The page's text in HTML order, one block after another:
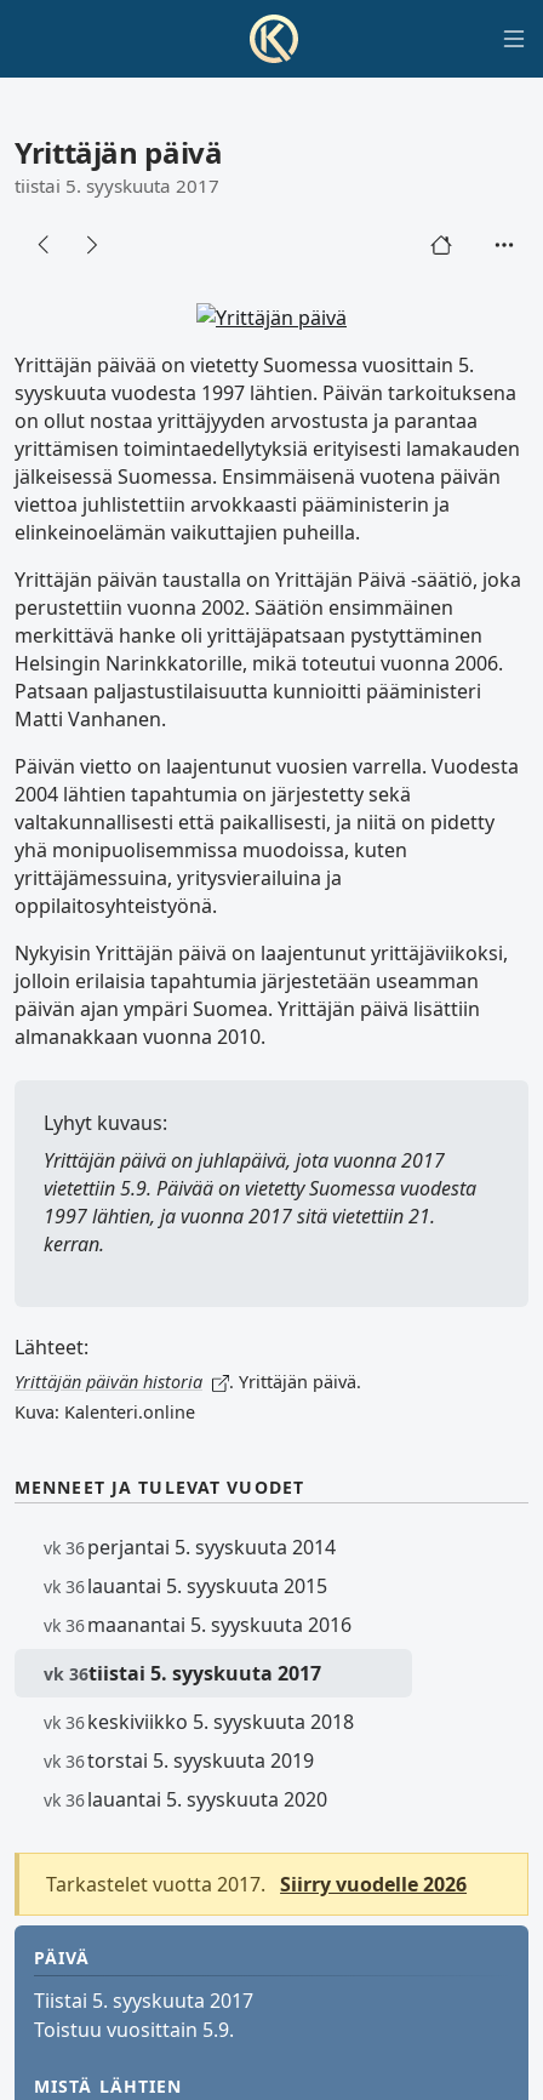
Yrittäjän päivä
tiistai 5. syyskuuta 2017
Yrittäjän päivää on vietetty Suomessa vuosittain 5.
syyskuuta vuodesta 1997 lähtien. Päivän tarkoituksena
on ollut nostaa yrittäjyyden arvostusta ja parantaa
yrittämisen toimintaedellytyksiä erityisesti lamakauden
jälkeisessä Suomessa. Ensimmäisenä vuotena päivän
viettoa juhlistettiin arvokkaasti pääministerin ja
elinkeinoelämän vaikuttajien puheilla.
Yrittäjän päivän taustalla on Yrittäjän Päivä -säätiö, joka
perustettiin vuonna 2002. Säätiön ensimmäinen
merkittävä hanke oli yrittäjäpatsaan pystyttäminen
Helsingin Narinkkatorille, mikä toteutui vuonna 2006.
Patsaan paljastustilaisuutta kunnioitti pääministeri
Matti Vanhanen.
Päivän vietto on laajentunut vuosien varrella. Vuodesta
2004 lähtien tapahtumia on järjestetty sekä
valtakunnallisesti että paikallisesti, ja niitä on pidetty
yhä monipuolisemmissa muodoissa, kuten
yrittäjämessuina, yritysvierailuina ja
oppilaitosyhteistyönä.
Nykyisin Yrittäjän päivä on laajentunut yrittäjäviikoksi,
jolloin erilaisia tapahtumia järjestetään useamman
päivän ajan ympäri Suomea. Yrittäjän päivä lisättiin
almanakkaan vuonna 2010.
Lyhyt kuvaus:
Yrittäjän päiväon juhlapäivä, jota vuonna 2017
vietettiin 5.9. Päivää on vietetty Suomessa vuodesta
1997 lähtien, ja vuonna 2017 sitä vietettiin 21.
kerran.
Lähteet:
Yrittäjän päivän historia
. Yrittäjän päivä.
Kuva: Kalenteri.online
MENNEET JA TULEVAT VUODET
vk 36perjantai 5. syyskuuta 2014
vk 36lauantai 5. syyskuuta 2015
vk 36maanantai 5. syyskuuta 2016
vk 36tiistai 5. syyskuuta 2017
vk 36keskiviikko 5. syyskuuta 2018
vk 36torstai 5. syyskuuta 2019
vk 36lauantai 5. syyskuuta 2020
Tarkastelet vuotta 2017. Siirry vuodelle 2026
PÄIVÄ
Tiistai 5. syyskuuta 2017
Toistuu vuosittain 5.9.
MISTÄ LÄHTIEN